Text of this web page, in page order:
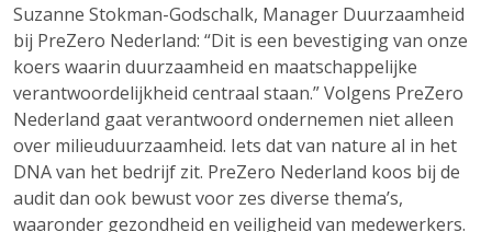
Suzanne Stokman-Godschalk, Manager Duurzaamheid
bij PreZero Nederland: “Dit is een bevestiging van onze
koers waarin duurzaamheid en maatschappelijke
verantwoordelijkheid centraal staan.” Volgens PreZero
Nederland gaat verantwoord ondernemen niet alleen
over milieuduurzaamheid. Iets dat van nature al in het
DNA van het bedrijf zit. PreZero Nederland koos bij de
audit dan ook bewust voor zes diverse thema’s,
waaronder gezondheid en veiligheid van medewerkers.